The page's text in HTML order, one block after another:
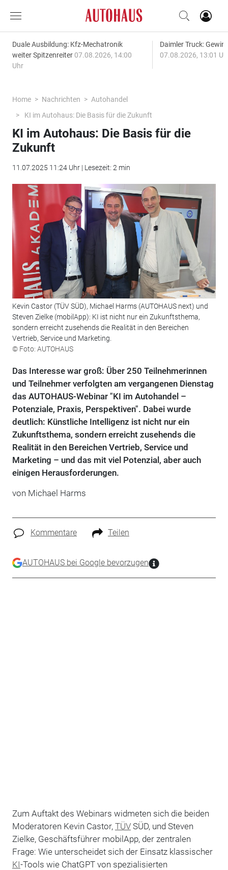
Duale Ausbildung: Kfz-Mechatronik
weiter Spitzenreiter 07.08.2026, 14:00
Uhr
Daimler Truck:
07.08.2026, 13:01
Home Nachrichten
Autohandel
KI im Autohaus: Die Basis für die Zukunft
KI im Autohaus: Die Basis für die
Zukunft
11.07.2025 11:24 Uhr | Lesezeit: 2 min
Kevin Castor (TÜV SÜD), Michael Harms (AUTOHAUS next) und
Steven Zielke (mobilApp): KI ist nicht nur ein Zukunftsthema,
sondern erreicht zusehends die Realität in den Bereichen
Vertrieb, Service und Marketing.
© Foto: AUTOHAUS
Das Interesse war groß: Über 250 Teilnehmerinnen
und Teilnehmer verfolgten am vergangenen Dienstag
das AUTOHAUS-Webinar "KI im Autohandel –
Potenziale, Praxis, Perspektiven". Dabei wurde
deutlich: Künstliche Intelligenz ist nicht nur ein
Zukunftsthema, sondern erreicht zusehends die
Realität in den Bereichen Vertrieb, Service und
Marketing – und das mit viel Potenzial, aber auch
einigen Herausforderungen.
von Michael Harms
Kommentare Teilen
AUTOHAUS bei Google bevorzugen
Zum Auftakt des Webinars widmeten sich die beiden
Moderatoren Kevin Castor, TÜVSÜD, und Steven
Zielke, Geschäftsführer mobilApp, der zentralen
Frage: Wie unterscheidet sich der Einsatz klassischer
KI-Tools wie ChatGPT von spezialisierten